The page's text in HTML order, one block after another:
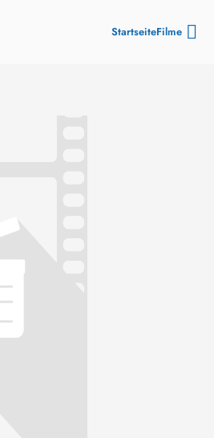
StartseiteFilme